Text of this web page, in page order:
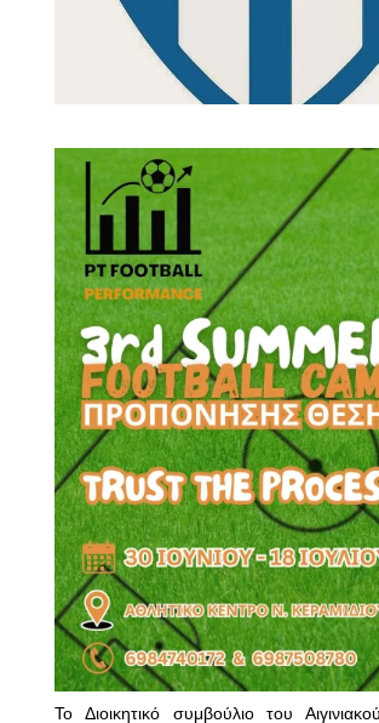
Το Διοικητικό συμβούλιο του